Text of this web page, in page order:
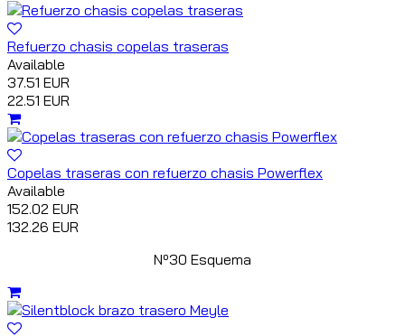
Refuerzo chasis copelas traseras
Available
37.51 EUR
22.51 EUR
Copelas traseras con refuerzo chasis Powerflex
Available
152.02 EUR
132.26 EUR
Nº30 Esquema